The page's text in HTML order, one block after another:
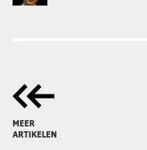
MEER
ARTIKELEN